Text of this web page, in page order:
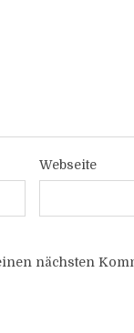
Webseite
nächsten